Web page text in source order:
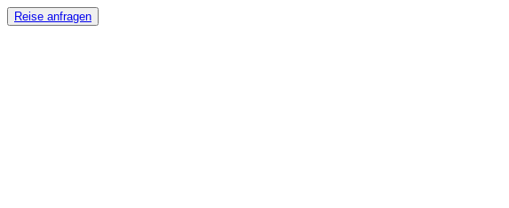
Reise anfragen